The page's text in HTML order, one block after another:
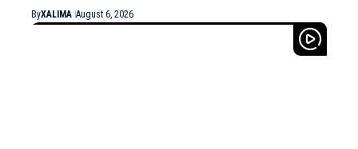
ByXALIMA August 6, 2026